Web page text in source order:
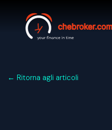
← Ritorna agli articoli